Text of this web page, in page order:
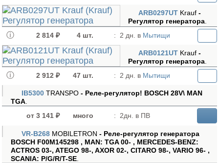
ARB0297UT Krauf-
Регулятор генератора
2 814 ₽
4 шт. : 2 дн. в Мытищи
ARB0121UT Krauf-
Регулятор генератора
2 912 ₽
47 шт. : 2 дн. в Мытищи
IB5300 TRANSPO - Реле-регулятор! BOSCH 28V\ MAN
TGA
от 3 141 ₽
много : 2дн. в ПВ
VR-B268 MOBILETRON - Реле-регулятор генератора
BOSCH F00M145298 , MAN: TGA 00- , MERCEDES-BENZ:
ACTROS 03-, ATEGO 98-, AXOR 02-, CITARO 98-, VARIO 96- ,
SCANIA: P/G/R/T-SE